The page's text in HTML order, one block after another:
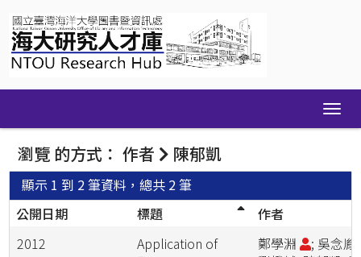
navigation
瀏覽 的方式： 作者 陳郁凱
顯示 1 到 2 筆資料，總共 2 筆
公開日期
標題
作者
2012
Application of
鄭學淵
; 吳念胤;